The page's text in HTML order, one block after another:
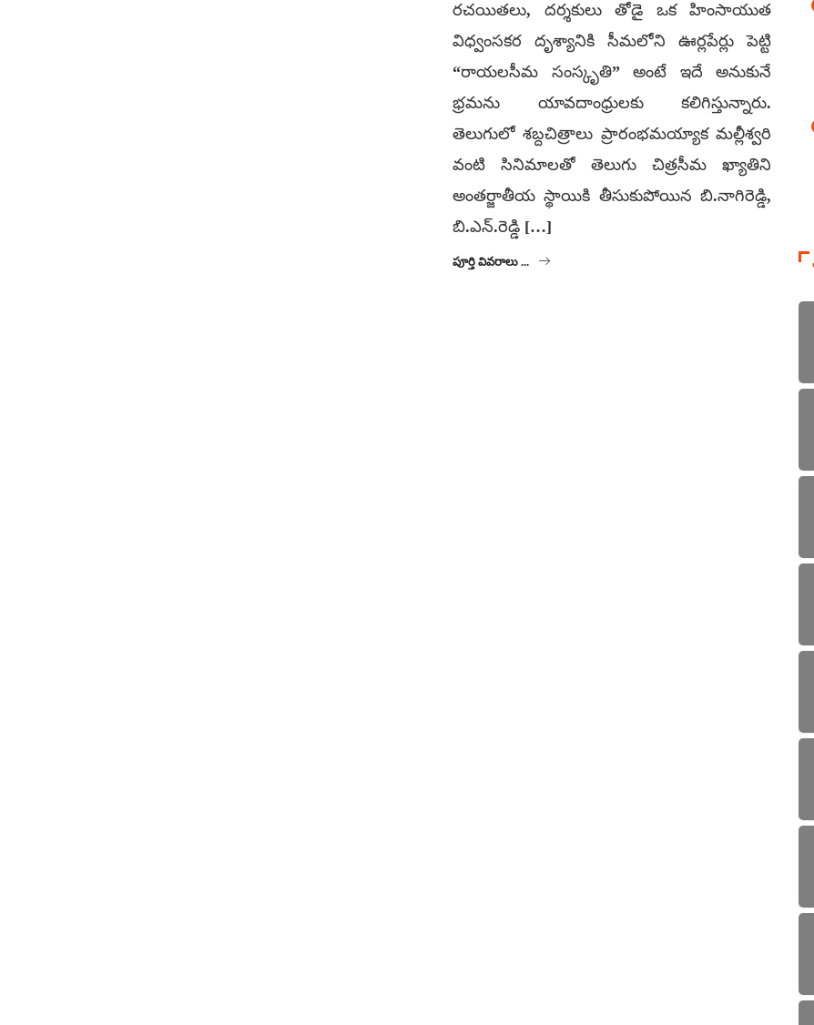
రచయితలు, దర్శకులు తోడై ఒక హింసాయుత
విధ్వంసకర దృశ్యానికి సీమలోని ఊర్లపేర్లు పెట్టి
“రాయలసీమ సంస్కృతి” అంటే ఇదే అనుకునే
భ్రమను యావదాంధ్రులకు కలిగిస్తున్నారు.
తెలుగులో శబ్దచిత్రాలు ప్రారంభమయ్యాక మల్లీశ్వరి
వంటి సినిమాలతో తెలుగు చిత్రసీమ ఖ్యాతిని
అంతర్జాతీయ స్థాయికి తీసుకుపోయిన బి.నాగిరెడ్డి,
బి.ఎన్.రెడ్డి […]
పూర్తి వివరాలు ...